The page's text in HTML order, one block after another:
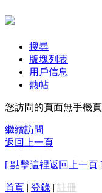
搜尋
版塊列表
用戶信息
熱帖
您訪問的頁面無手機
繼續訪問
返回上一頁
[ 點擊這裡返回上一頁
首頁 | 登錄 | 註冊